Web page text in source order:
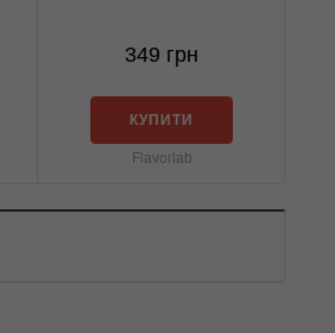
349 грн
КУПИТИ
Flavorlab